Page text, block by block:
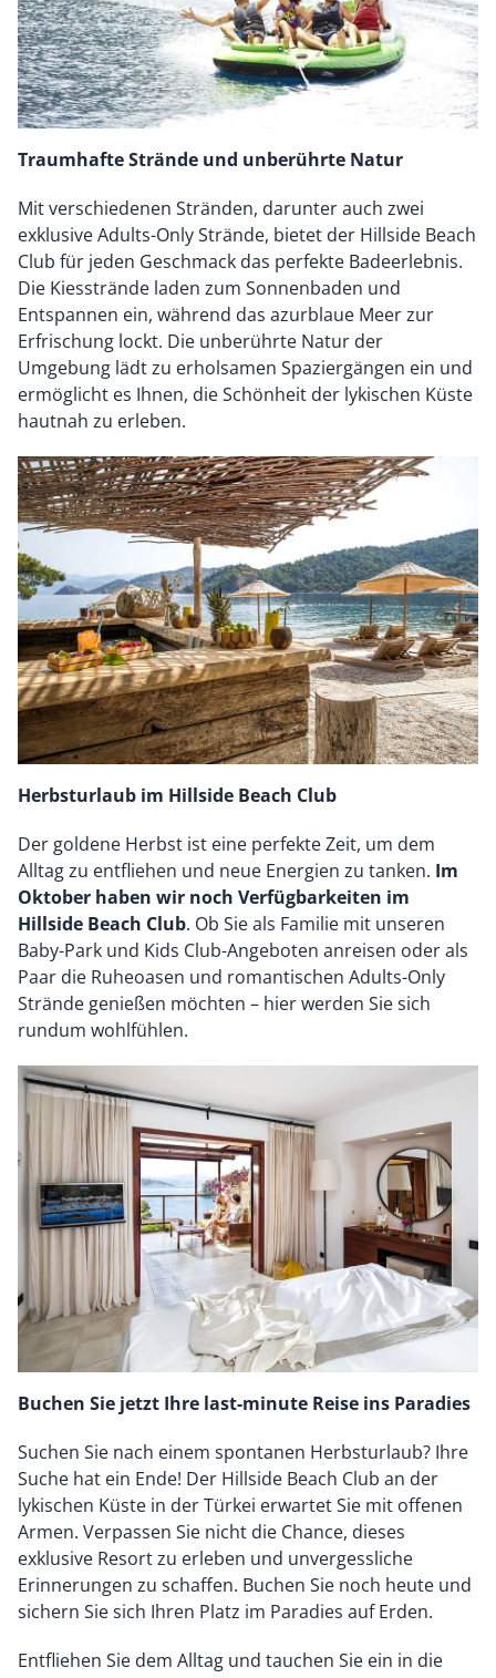
Traumhafte Strände und unberührte Natur
Mit verschiedenen Stränden, darunter auch zwei
exklusive Adults-Only Strände, bietet der Hillside Beach
Club für jeden Geschmack das perfekte Badeerlebnis.
Die Kiesstrände laden zum Sonnenbaden und
Entspannen ein, während das azurblaue Meer zur
Erfrischung lockt. Die unberührte Natur der
Umgebung lädt zu erholsamen Spaziergängen ein und
ermöglicht es Ihnen, die Schönheit der lykischen Küste
hautnah zu erleben.
Herbsturlaub im Hillside Beach Club
Der goldene Herbst ist eine perfekte Zeit, um dem
Alltag zu entfliehen und neue Energien zu tanken. Im
Oktober haben wir noch Verfügbarkeiten im
Hillside Beach Club. Ob Sie als Familie mit unseren
Baby-Park und Kids Club-Angeboten anreisen oder als
Paar die Ruheoasen und romantischen Adults-Only
Strände genießen möchten – hier werden Sie sich
rundum wohlfühlen.
Buchen Sie jetzt Ihre last-minute Reise ins Paradies
Suchen Sie nach einem spontanen Herbsturlaub? Ihre
Suche hat ein Ende! Der Hillside Beach Club an der
lykischen Küste in der Türkei erwartet Sie mit offenen
Armen. Verpassen Sie nicht die Chance, dieses
exklusive Resort zu erleben und unvergessliche
Erinnerungen zu schaffen. Buchen Sie noch heute und
sichern Sie sich Ihren Platz im Paradies auf Erden.
Entfliehen Sie dem Alltag und tauchen Sie ein in die